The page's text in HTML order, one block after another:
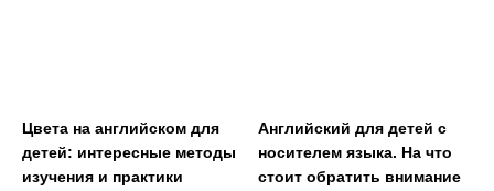
Цвета на английском для
детей: интересные методы
изучения и практики
Английский для детей с
носителем языка. На что
стоит обратить внимание